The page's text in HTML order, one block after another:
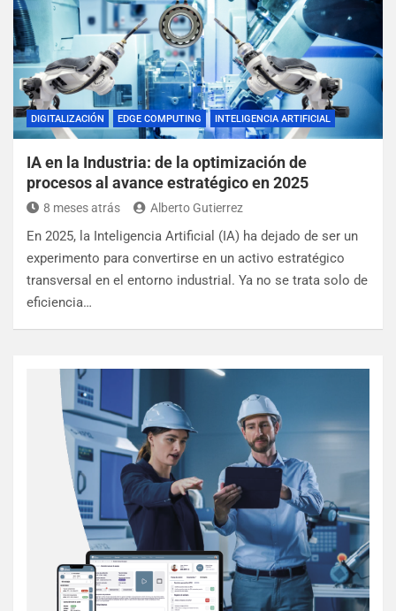
DIGITALIZACIÓN EDGE COMPUTING INTELIGENCIA ARTIFICIAL
IA en la Industria: de la optimización de
procesos al avance estratégico en 2025
8 meses atrás Alberto Gutierrez
En 2025, la Inteligencia Artificial (IA) ha dejado de ser un
experimento para convertirse en un activo estratégico
transversal en el entorno industrial. Ya no se trata solo de
eficiencia…